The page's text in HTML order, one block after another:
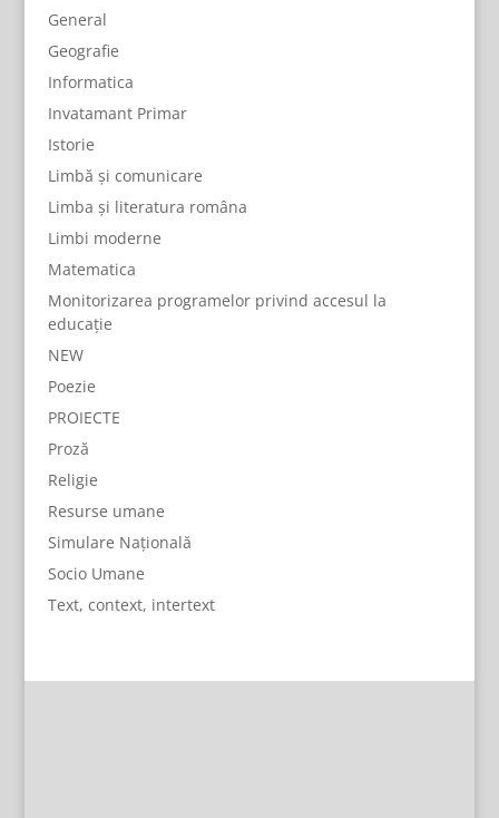
General
Geografie
Informatica
Invatamant Primar
Istorie
Limbă și comunicare
Limba și literatura româna
Limbi moderne
Matematica
Monitorizarea programelor privind accesul la
educație
NEW
Poezie
PROIECTE
Proză
Religie
Resurse umane
Simulare Națională
Socio Umane
Text, context, intertext